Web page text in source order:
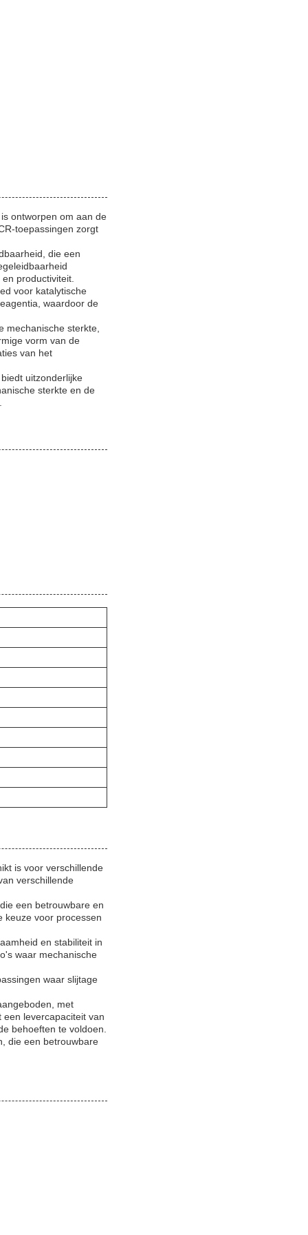
ontworpen om aan de
toepassingen zorgt
die een
productiviteit.
voor katalytische
waardoor de
mechanische sterkte,
vorm van de
van het
uitzonderlijke
sterkte en de
is voor verschillende
verschillende
een betrouwbare en
keuze voor processen
en stabiliteit in
waar mechanische
waar slijtage
met
levercapaciteit van
behoeften te voldoen.
die een betrouwbare